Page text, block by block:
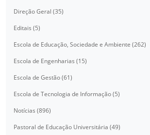
Direção Geral (35)
Editais (5)
Escola de Educação, Sociedade e Ambiente (262)
Escola de Engenharias (15)
Escola de Gestão (61)
Escola de Tecnologia de Informação (5)
Notícias (896)
Pastoral de Educação Universitária (49)